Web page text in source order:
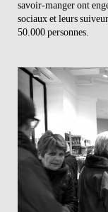
savoir-manger ont
sociaux et leurs
50.000 personnes.